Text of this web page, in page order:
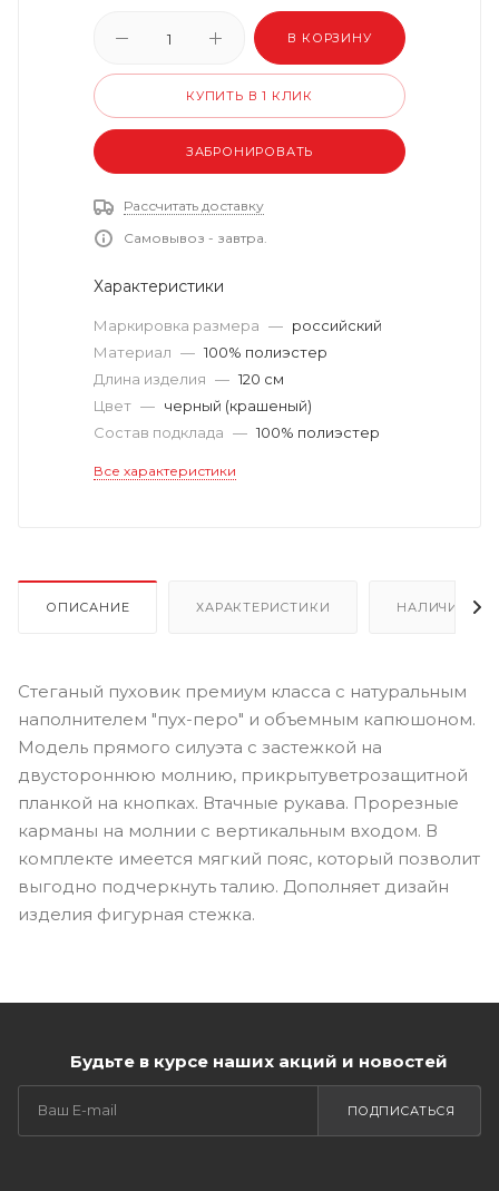
В КОРЗИНУ
КУПИТЬ В 1 КЛИК
ЗАБРОНИРОВАТЬ
Рассчитать доставку
Самовывоз - завтра.
Характеристики
Маркировка размера — российский
Материал — 100% полиэстер
Длина изделия — 120 см
Цвет — черный (крашеный)
Состав подклада — 100% полиэстер
Все характеристики
ОПИСАНИЕ ХАРАКТЕРИСТИКИ НАЛИЧИЕ
Стеганый пуховик премиум класса с натуральным
наполнителем "пух-перо" и объемным капюшоном.
Модель прямого силуэта с застежкой на
двустороннюю молнию, прикрытуветрозащитной
планкой на кнопках. Втачные рукава. Прорезные
карманы на молнии с вертикальным входом. В
комплекте имеется мягкий пояс, который позволит
выгодно подчеркнуть талию. Дополняет дизайн
изделия фигурная стежка.
Будьте в курсе наших акций и новостей
ПОДПИСАТЬСЯ